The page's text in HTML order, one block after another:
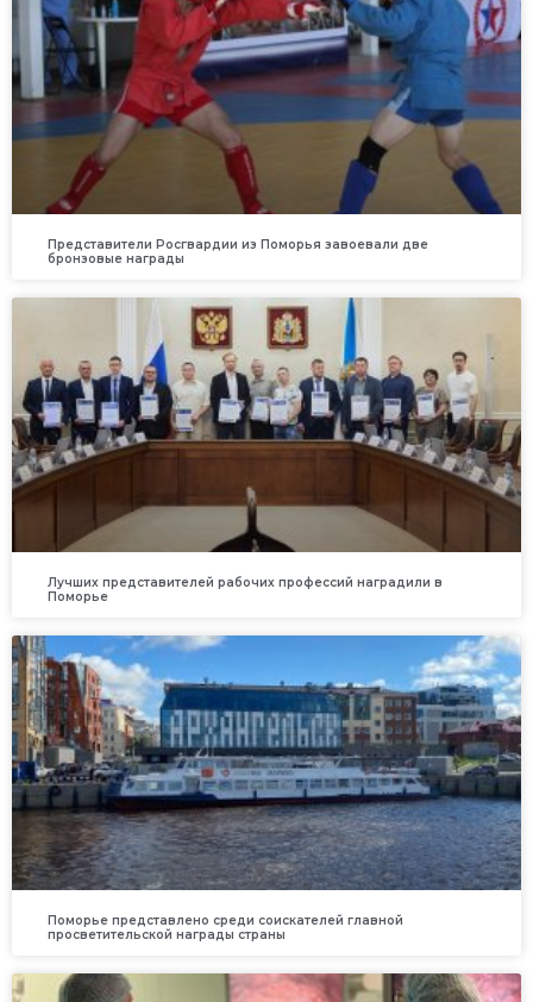
Представители Росгвардии из Поморья завоевали две
бронзовые награды
Лучших представителей рабочих профессий наградили в
Поморье
Поморье представлено среди соискателей главной
просветительской награды страны